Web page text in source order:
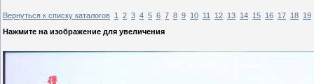
Вернуться к списку каталогов 1 2 3 4 5 6 7 8 9 10 11 12 13 14 15 16 17 18 19
Нажмите на изображение для увеличения